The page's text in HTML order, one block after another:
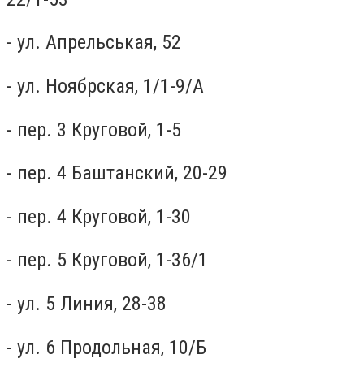
- ул. Апрельськая, 52
- ул. Ноябрская, 1/1-9/А
- пер. 3 Круговой, 1-5
- пер. 4 Баштанский, 20-29
- пер. 4 Круговой, 1-30
- пер. 5 Круговой, 1-36/1
- ул. 5 Линия, 28-38
- ул. 6 Продольная, 10/Б